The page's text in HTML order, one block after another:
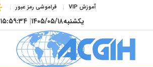
آموزش VIP فراموشی رمز عبور
یکشنبه۱۴۰۵/۰۵/۱۸| ۱۵:۵۹:۳۵